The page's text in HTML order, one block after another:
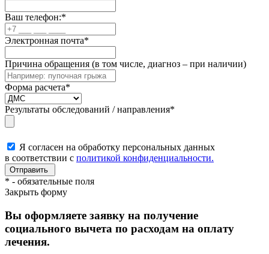
Ваш телефон:*
Электронная почта*
Причина обращения (в том числе, диагноз – при наличии)
Форма расчета*
Результаты обследований / направления*
Я согласен на обработку персональных данных
в соответствии с политикой конфиденциальности.
* - обязательные поля
Закрыть форму
Вы оформляете заявку на получение
социального вычета по расходам на оплату
лечения.